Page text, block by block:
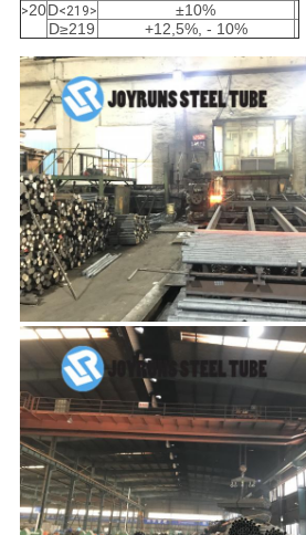
>20D<219>
±10%
D≥219
+12,5%, - 10%